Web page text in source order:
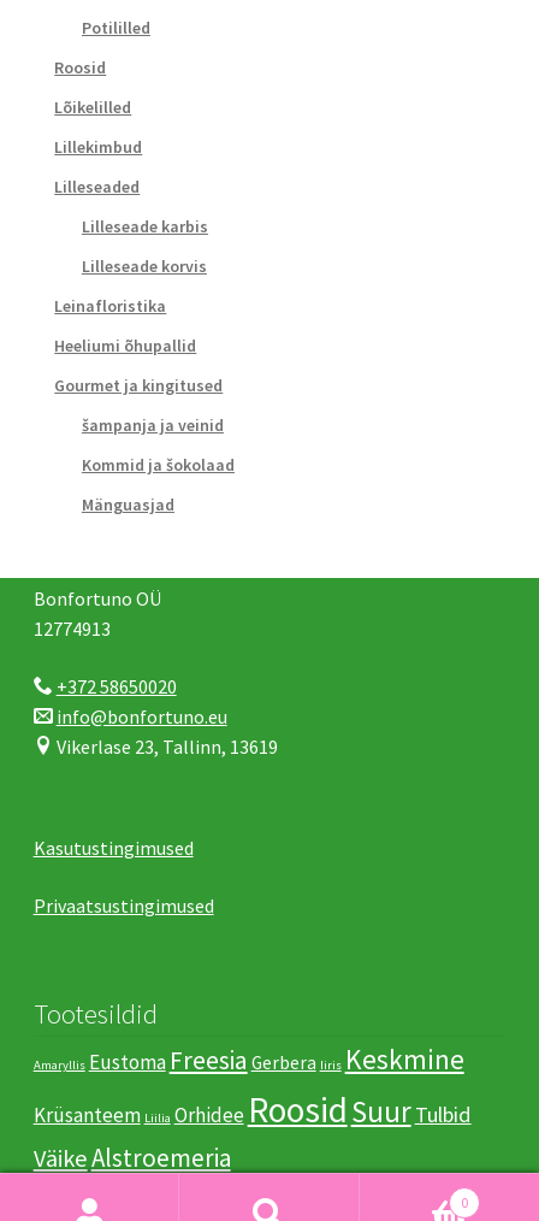
Potililled
Roosid
Lõikelilled
Lillekimbud
Lilleseaded
Lilleseade karbis
Lilleseade korvis
Leinafloristika
Heeliumi õhupallid
Gourmet ja kingitused
šampanja ja veinid
Kommid ja šokolaad
Mänguasjad
Bonfortuno OÜ
12774913
+372 58650020
info@bonfortuno.eu
Vikerlase 23, Tallinn, 13619
Kasutustingimused
Privaatsustingimused
Tootesildid
Amaryllis Eustoma Freesia Gerbera Iiris Keskmine
Krüsanteem Liilia Orhidee RoosidSuurTulbid
VäikeАlstroemeria
0